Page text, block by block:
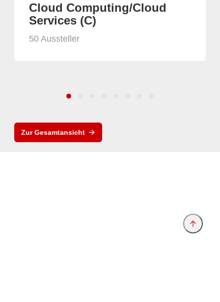
Cloud Computing/Cloud
Services (C)
50 Aussteller
Zur Gesamtansicht